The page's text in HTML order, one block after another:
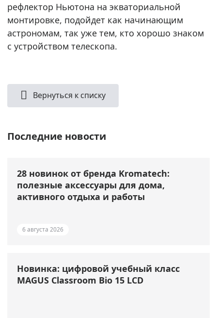
рефлектор Ньютона на экваториальной
монтировке, подойдет как начинающим
астрономам, так уже тем, кто хорошо знаком
с устройством телескопа.
Вернуться к списку
Последние новости
28 новинок от бренда Kromatech:
полезные аксессуары для дома,
активного отдыха и работы
6 августа 2026
Новинка: цифровой учебный класс
MAGUS Classroom Bio 15 LCD